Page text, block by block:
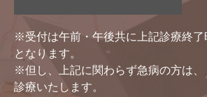
※受付は午前・午後共に上記診療終了
となります。
※但し、上記に関わらず急病の方は、
診療いたします。